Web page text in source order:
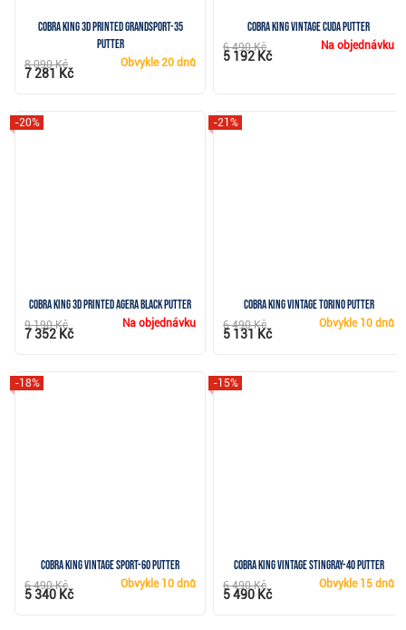
Cobra King 3D Printed Grandsport-35
putter
Obvykle 20 dnů
8 090 Kč
7 281 Kč
Cobra KING Vintage Cuda putter
Na objednávku
6 490 Kč
5 192 Kč
Cobra KING 3D Printed Agera Black putter
-20%
Na objednávku
9 190 Kč
7 352 Kč
Cobra KING Vintage Torino putter
-21%
Obvykle 10 dnů
6 490 Kč
5 131 Kč
Cobra KING Vintage Sport-60 putter
-18%
Obvykle 10 dnů
6 490 Kč
5 340 Kč
Cobra KING Vintage Stingray-40 putter
-15%
Obvykle 15 dnů
6 490 Kč
5 490 Kč